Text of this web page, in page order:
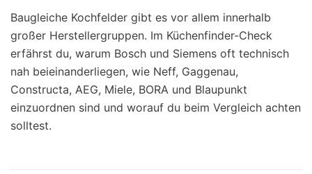
Baugleiche Kochfelder gibt es vor allem innerhalb
großer Herstellergruppen. Im Küchenfinder-Check
erfährst du, warum Bosch und Siemens oft technisch
nah beieinanderliegen, wie Neff, Gaggenau,
Constructa, AEG, Miele, BORA und Blaupunkt
einzuordnen sind und worauf du beim Vergleich achten
solltest.